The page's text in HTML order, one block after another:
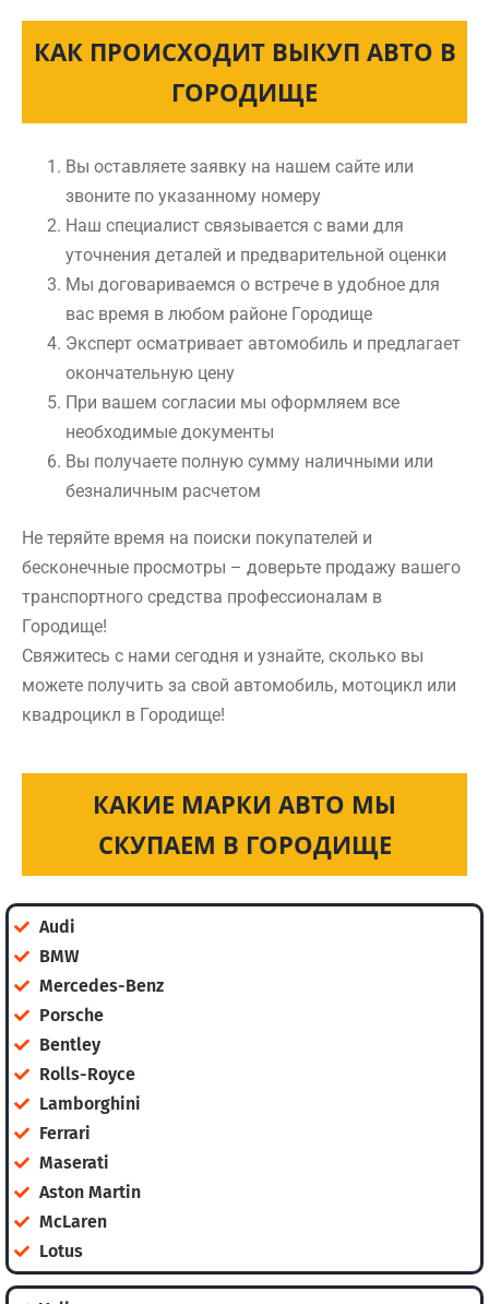
КАК ПРОИСХОДИТ ВЫКУП АВТО В
ГОРОДИЩЕ
Вы оставляете заявку на нашем сайте или
звоните по указанному номеру
Наш специалист связывается с вами для
уточнения деталей и предварительной оценки
Мы договариваемся о встрече в удобное для
вас время в любом районе Городище
Эксперт осматривает автомобиль и предлагает
окончательную цену
При вашем согласии мы оформляем все
необходимые документы
Вы получаете полную сумму наличными или
безналичным расчетом
Не теряйте время на поиски покупателей и
бесконечные просмотры – доверьте продажу вашего
транспортного средства профессионалам в
Городище!
Свяжитесь с нами сегодня и узнайте, сколько вы
можете получить за свой автомобиль, мотоцикл или
квадроцикл в Городище!
КАКИЕ МАРКИ АВТО МЫ
СКУПАЕМ В ГОРОДИЩЕ
Audi
BMW
Mercedes-Benz
Porsche
Bentley
Rolls-Royce
Lamborghini
Ferrari
Maserati
Aston Martin
McLaren
Lotus